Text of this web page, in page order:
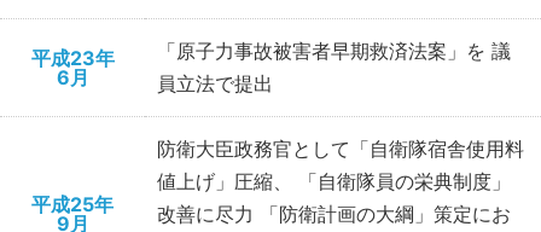
平成23年
6月
「原子力事故被害者早期救済法案」を 議
員立法で提出
平成25年
9月
防衛大臣政務官として「自衛隊宿舎使用料
値上げ」圧縮、 「自衛隊員の栄典制度」
改善に尽力 「防衛計画の大綱」策定にお